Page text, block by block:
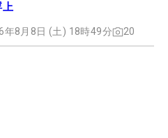
上
年8月8日 (土) 18時49分 20